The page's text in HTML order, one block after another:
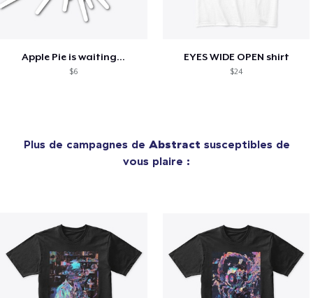
Apple Pie is waiting...
$6
EYES WIDE OPEN shirt
$24
Plus de campagnes de Abstract susceptibles de
vous plaire :